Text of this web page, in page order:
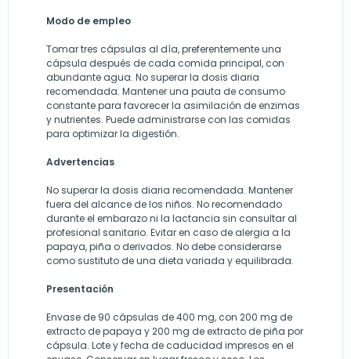
Modo de empleo
Tomar tres cápsulas al día, preferentemente una
cápsula después de cada comida principal, con
abundante agua. No superar la dosis diaria
recomendada. Mantener una pauta de consumo
constante para favorecer la asimilación de enzimas
y nutrientes. Puede administrarse con las comidas
para optimizar la digestión.
Advertencias
No superar la dosis diaria recomendada. Mantener
fuera del alcance de los niños. No recomendado
durante el embarazo ni la lactancia sin consultar al
profesional sanitario. Evitar en caso de alergia a la
papaya, piña o derivados. No debe considerarse
como sustituto de una dieta variada y equilibrada.
Presentación
Envase de 90 cápsulas de 400 mg, con 200 mg de
extracto de papaya y 200 mg de extracto de piña por
cápsula. Lote y fecha de caducidad impresos en el